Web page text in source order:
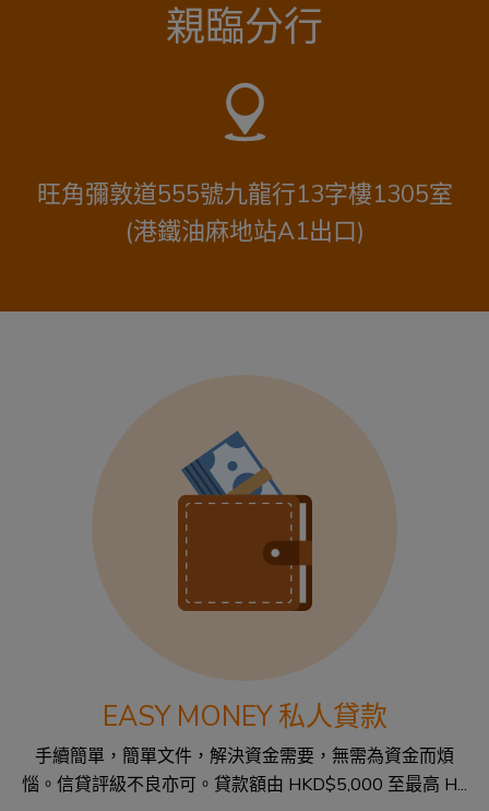
親臨分行
旺角彌敦道555號九龍行13字樓1305室
(港鐵油麻地站A1出口)
EASY MONEY 私人貸款
手續簡單，簡單文件，解決資金需要，無需為資金而煩
惱。信貸評級不良亦可。貸款額由 HKD$5,000 至最高 H...